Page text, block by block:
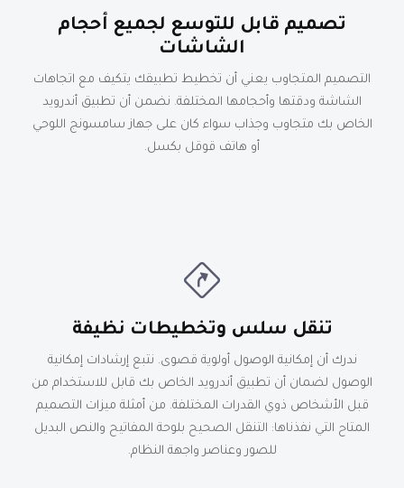
تصميم قابل للتوسع لجميع أحجام
الشاشات
التصميم المتجاوب يعني أن تخطيط تطبيقك يتكيف مع اتجاهات
الشاشة ودقتها وأحجامها المختلفة. نضمن أن تطبيق أندرويد
الخاص بك متجاوب وجذاب سواء كان على جهاز سامسونج اللوحي
أو هاتف قوقل بكسل.
تنقل سلس وتخطيطات نظيفة
ندرك أن إمكانية الوصول أولوية قصوى. نتبع إرشادات إمكانية
الوصول لضمان أن تطبيق أندرويد الخاص بك قابل للاستخدام من
قبل الأشخاص ذوي القدرات المختلفة. من أمثلة ميزات التصميم
المتاح التي نفذناها: التنقل الصحيح بلوحة المفاتيح والنص البديل
للصور وعناصر واجهة النظام.